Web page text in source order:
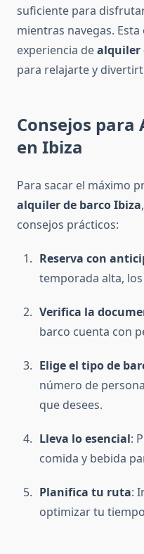
suficiente para
mientras navegas.
experiencia dealquiler
para relajarte y
Consejos
en Ibiza
Para sacar el máximo
alquiler de barco Ibiza
consejos prácticos:
Reserva con
temporada alta,
Verifica la
barco cuenta con
Elige el tipo de
número de
que desees.
Lleva lo esencial:
comida y bebida
Planifica tu ruta:
optimizar tu